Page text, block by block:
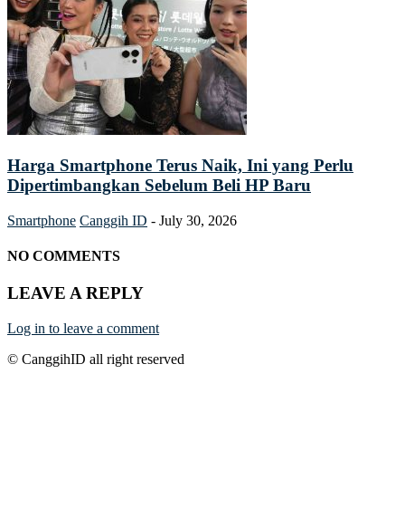
Harga Smartphone Terus Naik, Ini yang Perlu
Dipertimbangkan Sebelum Beli HP Baru
Smartphone Canggih ID - July 30, 2026
NO COMMENTS
LEAVE A REPLY
Log in to leave a comment
© CanggihID all right reserved